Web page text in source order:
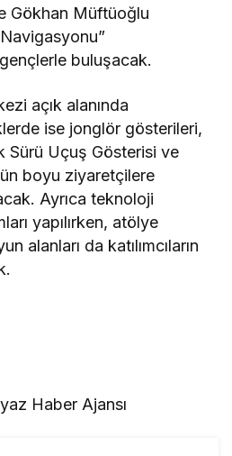
Gökhan Müftüoğlu
buluşacak.
açık alanında
ise jonglör gösterileri,
Sürü Uçuş Gösterisi ve
boyu ziyaretçilere
Ayrıca teknoloji
yapılırken, atölye
alanları da katılımcıların
Haber Ajansı